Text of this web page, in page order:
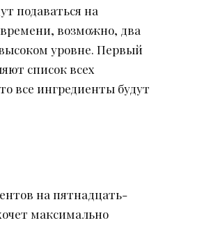
подаваться на
возможно, два
уровне. Первый
список всех
все ингредиенты будут
на пятнадцать-
максимально